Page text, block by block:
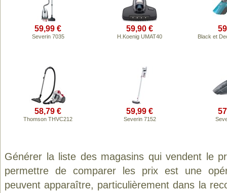
59,99 €
Severin 7035
59,90 €
H.Koenig UMAT40 Black et
58,79 €
Thomson THVC212
59,99 €
Severin 7152
Générer la liste des magasins qui vendent le
permettre de comparer les prix est une
peuvent apparaître, particulièrement dans la